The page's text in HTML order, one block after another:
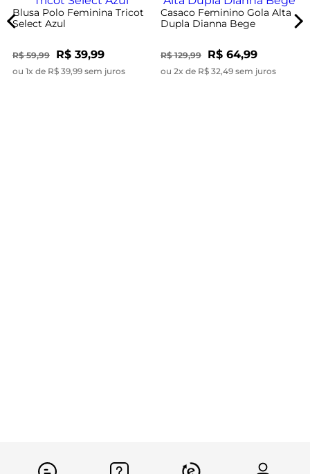
Blusa Polo Feminina Tricot
Select Azul
R$ 59,99 R$ 39,99
ou 1x de R$ 39,99 sem juros
Casaco Feminino Gola Alta
Dupla Dianna Bege
R$ 129,99 R$ 64,99
ou 2x de R$ 32,49 sem juros